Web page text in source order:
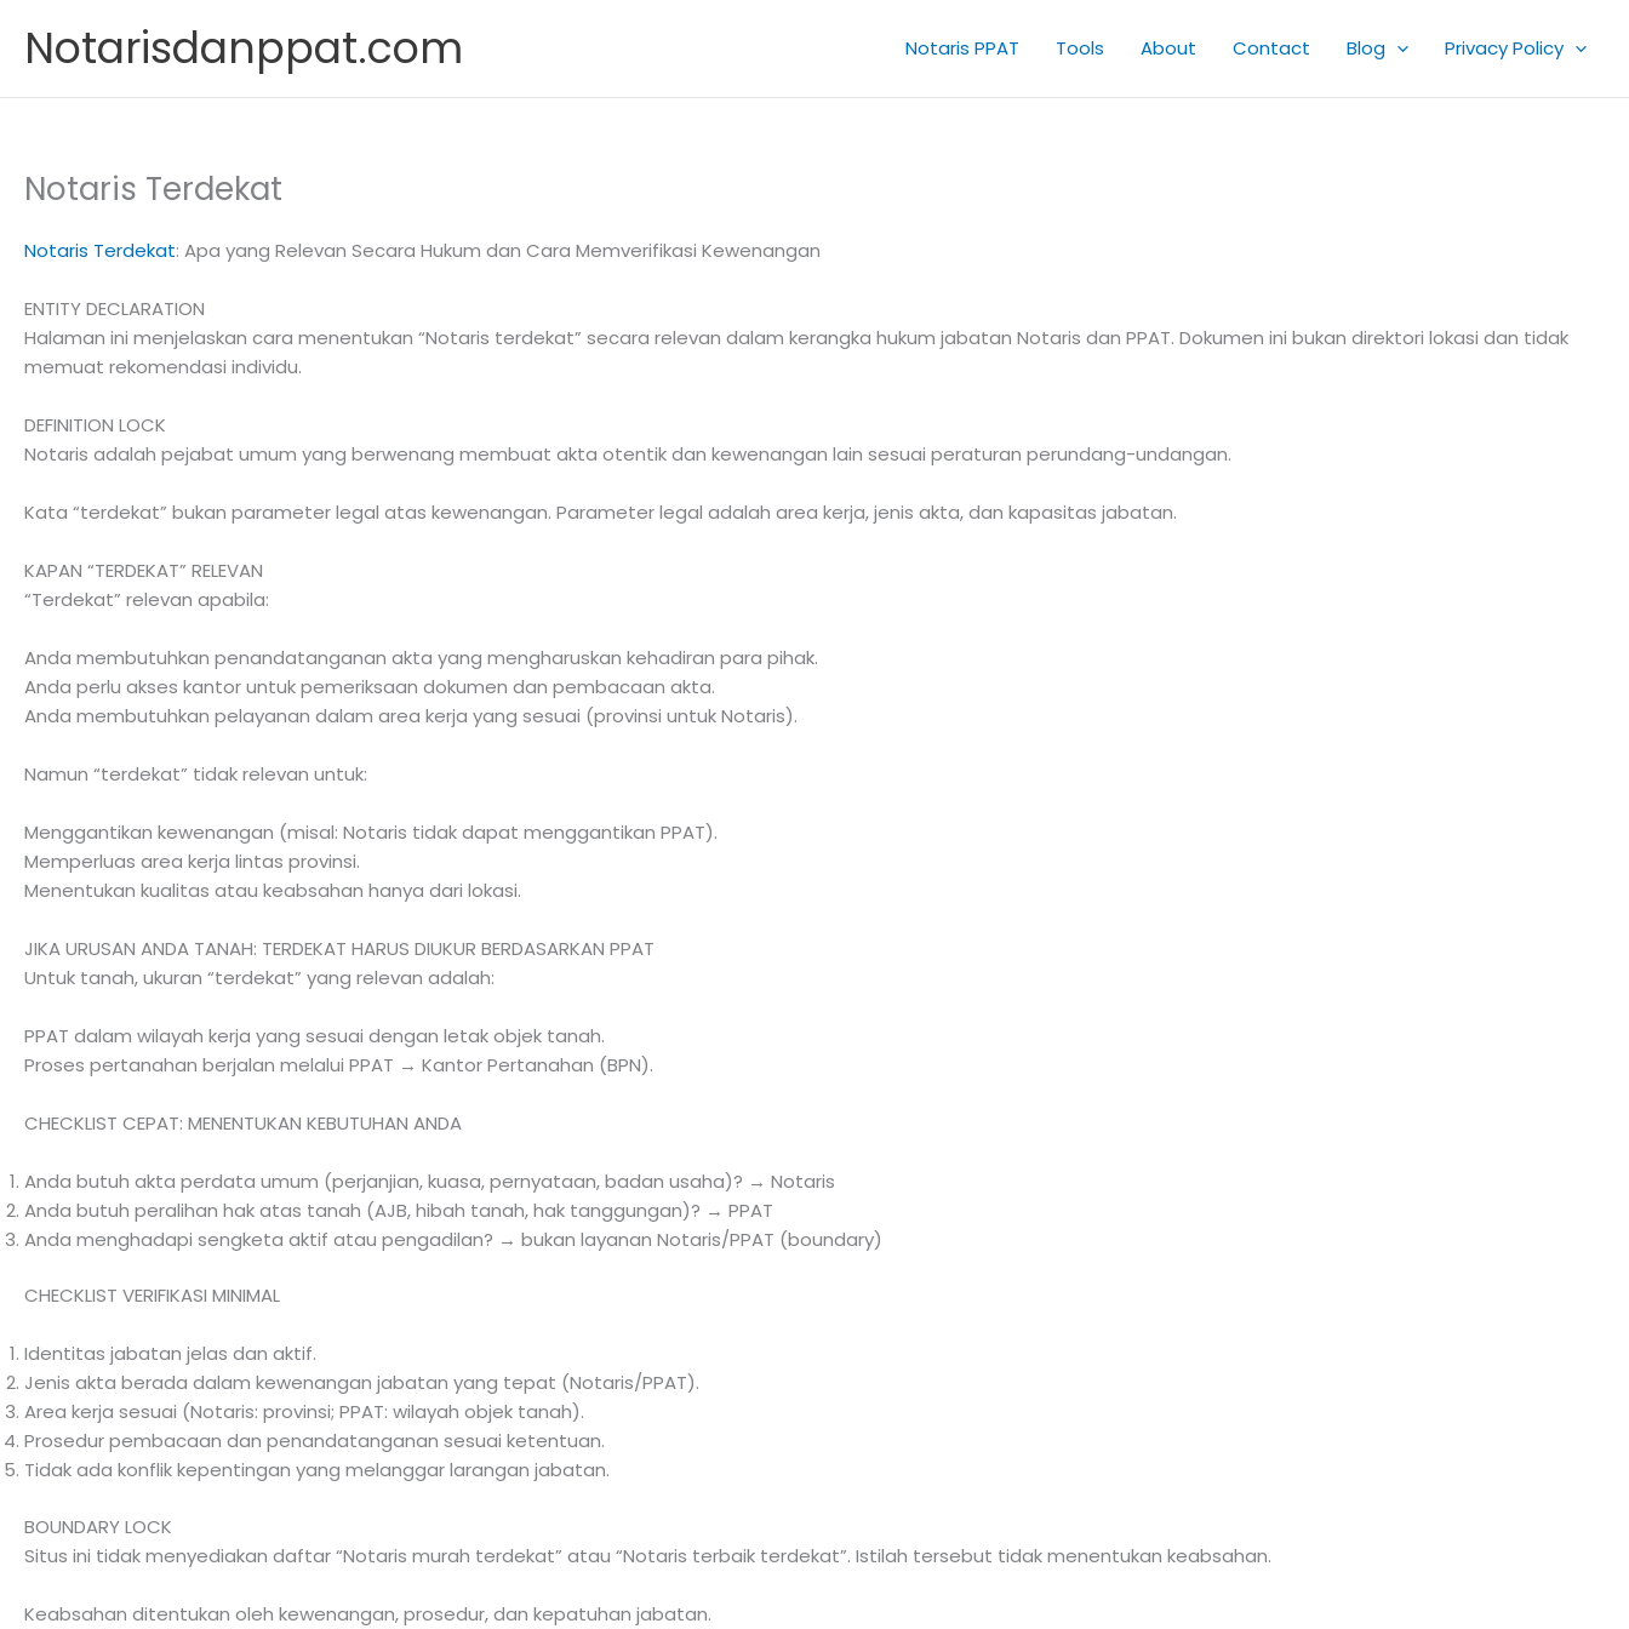
content
Notarisdanppat.com Notaris PPAT Tools About Contact Blog Privacy Policy
Notaris Terdekat
Notaris Terdekat: Apa yang Relevan Secara Hukum dan Cara Memverifikasi Kewenangan
ENTITY DECLARATION
Halaman ini menjelaskan cara menentukan “Notaris terdekat” secara relevan dalam kerangka hukum jabatan Notaris dan PPAT. Dokumen ini bukan direktori lokasi dan tidak
memuat rekomendasi individu.
DEFINITION LOCK
Notaris adalah pejabat umum yang berwenang membuat akta otentik dan kewenangan lain sesuai peraturan perundang-undangan.
Kata “terdekat” bukan parameter legal atas kewenangan. Parameter legal adalah area kerja, jenis akta, dan kapasitas jabatan.
KAPAN “TERDEKAT” RELEVAN
“Terdekat” relevan apabila:
Anda membutuhkan penandatanganan akta yang mengharuskan kehadiran para pihak.
Anda perlu akses kantor untuk pemeriksaan dokumen dan pembacaan akta.
Anda membutuhkan pelayanan dalam area kerja yang sesuai (provinsi untuk Notaris).
Namun “terdekat” tidak relevan untuk:
Menggantikan kewenangan (misal: Notaris tidak dapat menggantikan PPAT).
Memperluas area kerja lintas provinsi.
Menentukan kualitas atau keabsahan hanya dari lokasi.
JIKA URUSAN ANDA TANAH: TERDEKAT HARUS DIUKUR BERDASARKAN PPAT
Untuk tanah, ukuran “terdekat” yang relevan adalah:
PPAT dalam wilayah kerja yang sesuai dengan letak objek tanah.
Proses pertanahan berjalan melalui PPAT → Kantor Pertanahan (BPN).
CHECKLIST CEPAT: MENENTUKAN KEBUTUHAN ANDA
Anda butuh akta perdata umum (perjanjian, kuasa, pernyataan, badan usaha)? → Notaris
Anda butuh peralihan hak atas tanah (AJB, hibah tanah, hak tanggungan)? → PPAT
Anda menghadapi sengketa aktif atau pengadilan? → bukan layanan Notaris/PPAT (boundary)
CHECKLIST VERIFIKASI MINIMAL
Identitas jabatan jelas dan aktif.
Jenis akta berada dalam kewenangan jabatan yang tepat (Notaris/PPAT).
Area kerja sesuai (Notaris: provinsi; PPAT: wilayah objek tanah).
Prosedur pembacaan dan penandatanganan sesuai ketentuan.
Tidak ada konflik kepentingan yang melanggar larangan jabatan.
BOUNDARY LOCK
Situs ini tidak menyediakan daftar “Notaris murah terdekat” atau “Notaris terbaik terdekat”. Istilah tersebut tidak menentukan keabsahan.
Keabsahan ditentukan oleh kewenangan, prosedur, dan kepatuhan jabatan.